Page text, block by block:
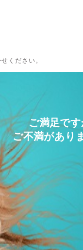
ください。
ご満足で
ご不満があり